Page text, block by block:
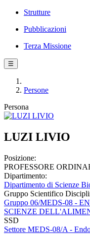
Strutture
Pubblicazioni
Terza Missione
☰
Persone
Persona
LUZI LIVIO
Posizione:
PROFESSORE
Dipartimento:
Dipartimento di Scienze
Gruppo Scientifico
Gruppo 06/MEDS-08 -
SCIENZE
SSD
Settore MEDS-08/A -